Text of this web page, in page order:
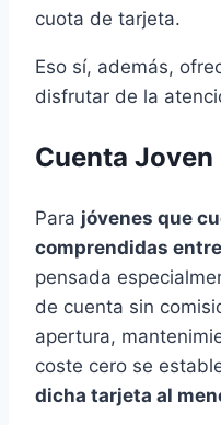
cuota de tarjeta.
Eso sí, además,
disfrutar de la
Cuenta Joven
Para jóvenes que
comprendidas
pensada
de cuenta sin
apertura,
coste cero se
dicha tarjeta al